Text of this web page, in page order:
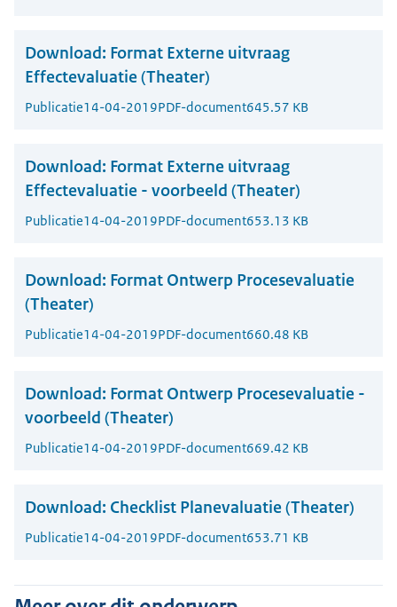
Download: Format Externe uitvraag
Effectevaluatie (Theater)
Publicatie14-04-2019PDF-document645.57 KB
Download: Format Externe uitvraag
Effectevaluatie - voorbeeld (Theater)
Publicatie14-04-2019PDF-document653.13 KB
Download: Format Ontwerp Procesevaluatie
(Theater)
Publicatie14-04-2019PDF-document660.48 KB
Download: Format Ontwerp Procesevaluatie -
voorbeeld (Theater)
Publicatie14-04-2019PDF-document669.42 KB
Download: Checklist Planevaluatie (Theater)
Publicatie14-04-2019PDF-document653.71 KB